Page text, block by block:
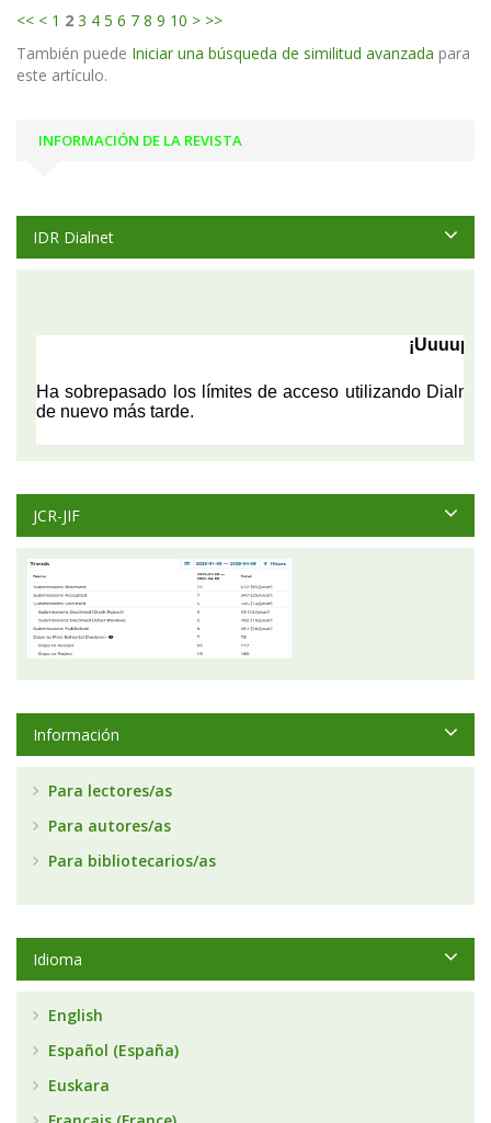
<< < 1 2 3 4 5 6 7 8 9 10 > >>
También puede Iniciar una búsqueda de similitud avanzada para
este artículo.
INFORMACIÓN DE LA REVISTA
IDR Dialnet
JCR-JIF
Información
Para lectores/as
Para autores/as
Para bibliotecarios/as
Idioma
English
Español (España)
Euskara